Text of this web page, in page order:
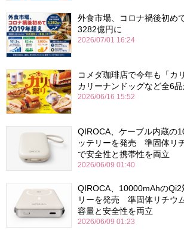
外食市場、コロナ禍後初
3282億円に
2026/07/01 16:24
コメダ珈琲店で今年も「
カリーナンドッグなど全6
2026/06/16 15:52
QIROCA、ケーブル内蔵の
ッテリーを発売 準固体リ
で安全性と携帯性を両立
2026/06/09 01:40
QIROCA、10000mAhの
リーを発売 準固体リチウ
容量と安全性を両立
2026/06/09 01:23